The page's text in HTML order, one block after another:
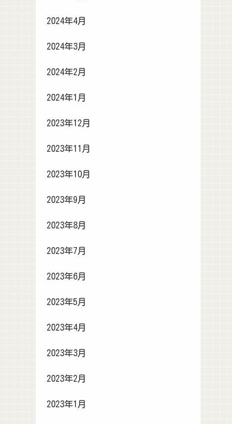
2024年4月
2024年3月
2024年2月
2024年1月
2023年12月
2023年11月
2023年10月
2023年9月
2023年8月
2023年7月
2023年6月
2023年5月
2023年4月
2023年3月
2023年2月
2023年1月